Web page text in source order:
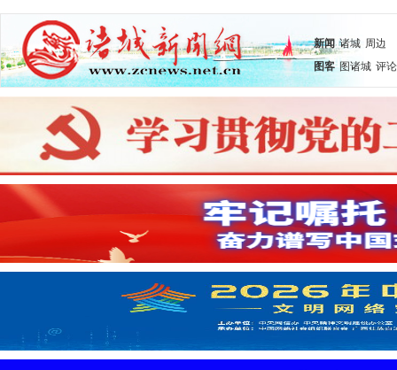
新闻 诸城 周边
图客 图诸城 评论